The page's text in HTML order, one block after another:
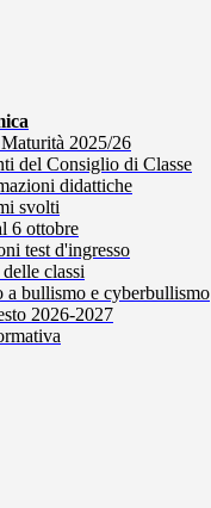
2025/26
del Consiglio di Classe
didattiche
svolti
6 ottobre
test d'ingresso
classi
a bullismo e cyberbullismo
2026-2027